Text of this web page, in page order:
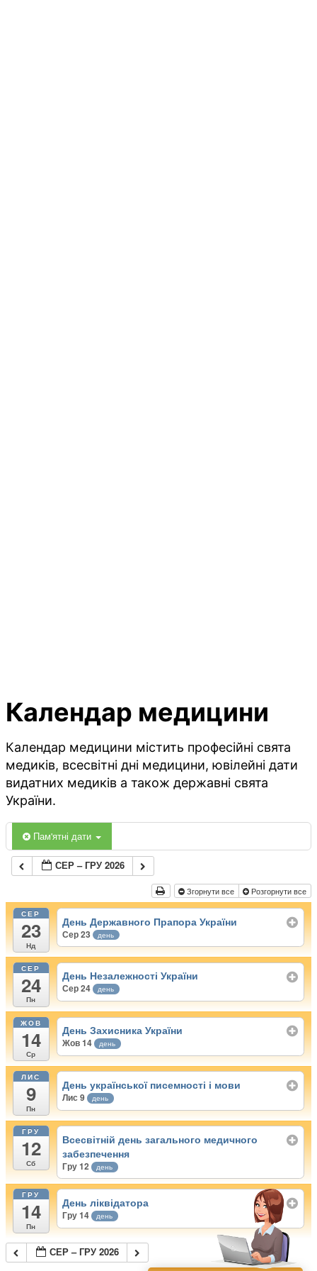
Календар медицини
Календар медицини містить професійні свята
медиків, всесвітні дні медицини, ювілейні дати
видатних медиків а також державні свята
України.
Пам'ятні дати
СЕР – ГРУ 2026
Згорнути все Розгорнути все
СЕР
23
Нд
День Державного Прапора України
Сер 23 день
СЕР
24
Пн
День Незалежності України
Сер 24 день
ЖОВ
14
Ср
День Захисника України
Жов 14 день
ЛИС
9
Пн
День української писемності і мови
Лис 9 день
ГРУ
12
Сб
Всесвітній день загального медичного
забезпечення
Гру 12 день
ГРУ
14
Пн
День ліквідатора
Гру 14 день
СЕР – ГРУ 2026